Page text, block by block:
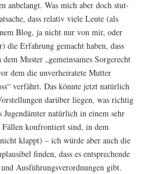
anbe­langt. Was mich aber doch stut­
dass rela­tiv vie­le Leu­te (als
Blog, ja nicht nur von mir, oder
die Erfah­rung gemacht haben, dass
dem Mus­ter „gemein­sa­mes Sor­ge­recht
dem die unver­hei­ra­te­te Mut­ter
ver­fährt. Das könn­te jetzt natür­lich
dar­über lie­gen, was rich­tig
Jugend­äm­ter natür­lich in einem sehr
kon­fron­tiert sind, in dem
klappt) – ich wür­de aber auch die
fin­den, dass es ent­spre­chen­de
Aus­füh­rungs­ver­ord­nun­gen gibt.